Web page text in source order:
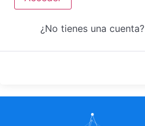
¿No tienes una cuenta?